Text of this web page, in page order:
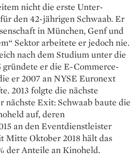
nicht die erste Unter­
den 42-jährigen Schwaab. Er
in München, Genf und
Sektor arbeitete er jedoch nie.
nach dem Studium unter die
er die E-Commerce-
er 2007 an NYSE Euronext
2013 folgte die nächste
nächste Exit: Schwaab baute die
auf, deren
an den Eventdienstleister
Mitte Oktober 2018 hält das
der Anteile an Kinoheld.